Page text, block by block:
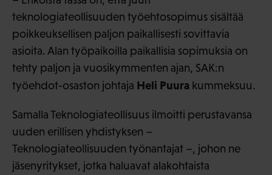
teknologiateollisuuden työehtosopimus sisältää
poikkeuksellisen paljon paikallisesti sovittavia
asioita. Alan työpaikoilla paikallisia sopimuksia on
tehty paljon ja vuosikymmenten ajan, SAK:n
työehdot-osaston johtaja Heli Puura kummeksuu.
Samalla Teknologiateollisuus ilmoitti perustavansa
uuden erillisen yhdistyksen –
Teknologiateollisuuden työnantajat –, johon ne
jäsenyritykset, jotka haluavat alakohtaista